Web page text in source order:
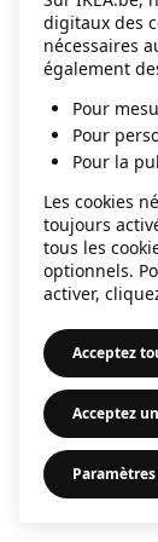
digitaux des
nécessaires
également
Pour
Pour
Pour la
Les cookies
toujours
tous les
optionnels.
activer,
Acceptez
Acceptez